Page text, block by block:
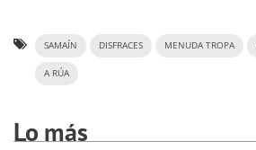
SAMAÍN DISFRACES MENUDA TROPA
A RÚA
Lo más